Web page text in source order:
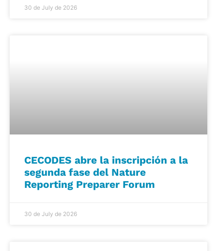
30 de July de 2026
CECODES abre la inscripción a la
segunda fase del Nature
Reporting Preparer Forum
30 de July de 2026